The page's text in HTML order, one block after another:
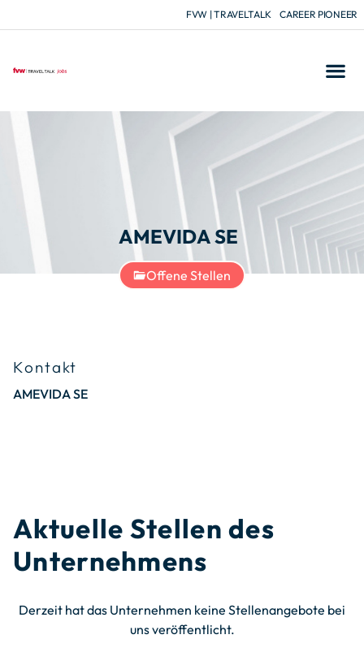
FVW | TRAVELTALK CAREER PIONEER
AMEVIDA SE
Offene Stellen
Kontakt
AMEVIDA SE
Aktuelle Stellen des
Unternehmens
Derzeit hat das Unternehmen keine Stellenangebote bei
uns veröffentlicht.